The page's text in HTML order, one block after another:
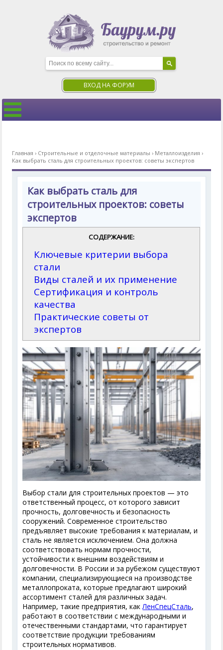
ВХОД НА ФОРУМ
Главная › Строительные и отделочные материалы › Металлоизделия ›
Как выбрать сталь для строительных проектов: советы экспертов
Как выбрать сталь для
строительных проектов: советы
экспертов
СОДЕРЖАНИЕ:
Ключевые критерии выбора
стали
Виды сталей и их применение
Сертификация и контроль
качества
Практические советы от
экспертов
Выбор стали для строительных проектов — это
ответственный процесс, от которого зависит
прочность, долговечность и безопасность
сооружений. Современное строительство
предъявляет высокие требования к материалам, и
сталь не является исключением. Она должна
соответствовать нормам прочности,
устойчивости к внешним воздействиям и
долговечности. В России и за рубежом существуют
компании, специализирующиеся на производстве
металлопроката, которые предлагают широкий
ассортимент сталей для различных задач.
Например, такие предприятия, какЛенСпецСталь,
работают в соответствии с международными и
отечественными стандартами, что гарантирует
соответствие продукции требованиям
строительных нормативов.